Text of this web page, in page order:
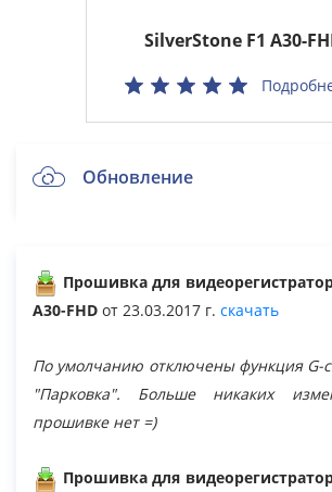
Прошивка для
A30-FHD от 23.03.2017 г. скачать
По умолчанию отключены функция G-
"Парковка". Больше никаких
прошивке нет =)
Прошивка для
SilverStone F1 A30-
Общие вопросы
Обновление
Архив
Перезагрузка